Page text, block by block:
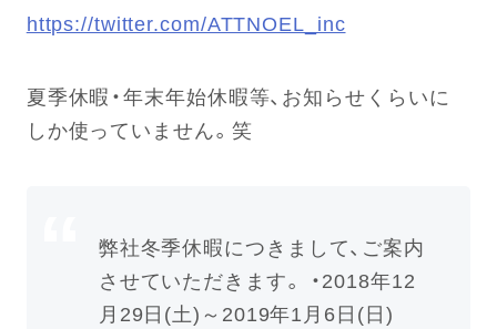
https://twitter.com/ATTNOEL_inc
夏季休暇・年末年始休暇等、お知らせくらいに
しか使っていません。笑
弊社冬季休暇につきまして、ご案内
させていただきます。 ・2018年12
月29日(土)～2019年1月6日(日)